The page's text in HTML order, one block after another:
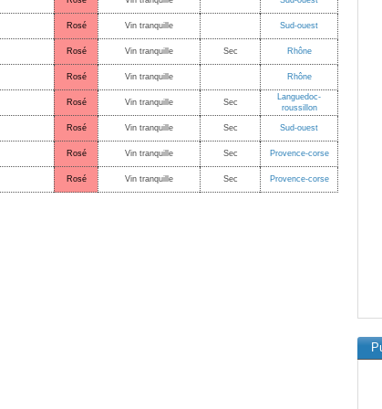
Rosé Vin tranquille Sud-ouest
Rosé Vin tranquille Sec Rhône
Rosé Vin tranquille Rhône
Rosé Vin tranquille Sec
Languedoc-
roussillon
Rosé Vin tranquille Sec Sud-ouest
Rosé Vin tranquille Sec Provence-corse
Rosé Vin tranquille Sec Provence-corse